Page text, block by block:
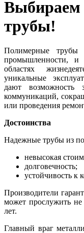
Выбираем
трубы!
Полимерные трубы
промышленности,
областях
уникальные
дают возможность
коммуникаций,
или проведения
Достоинства
Надежные трубы из
невысокая
долговечность;
устойчивость к
Производители
может прослужить не
лет.
Главный враг